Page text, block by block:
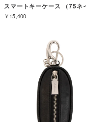
￥15,400